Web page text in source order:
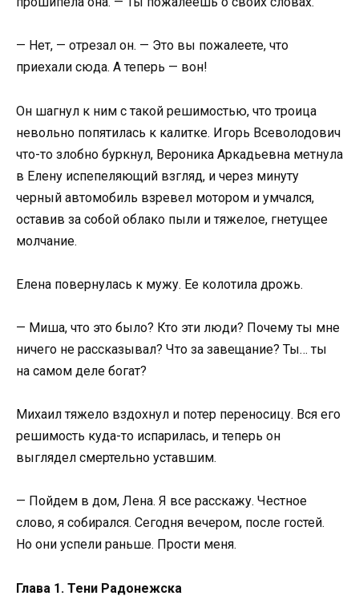
— Нет, — отрезал он. — Это вы пожалеете, что
приехали сюда. А теперь — вон!
Он шагнул к ним с такой решимостью, что троица
невольно попятилась к калитке. Игорь Всеволодович
что-то злобно буркнул, Вероника Аркадьевна метнула
в Елену испепеляющий взгляд, и через минуту
черный автомобиль взревел мотором и умчался,
оставив за собой облако пыли и тяжелое, гнетущее
молчание.
Елена повернулась к мужу. Ее колотила дрожь.
— Миша, что это было? Кто эти люди? Почему ты мне
ничего не рассказывал? Что за завещание? Ты… ты
на самом деле богат?
Михаил тяжело вздохнул и потер переносицу. Вся его
решимость куда-то испарилась, и теперь он
выглядел смертельно уставшим.
— Пойдем в дом, Лена. Я все расскажу. Честное
слово, я собирался. Сегодня вечером, после гостей.
Но они успели раньше. Прости меня.
Глава 1. Тени Радонежска